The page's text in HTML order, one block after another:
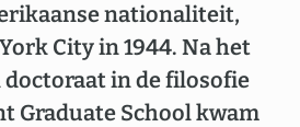
nationaliteit,
City in 1944. Na het
doctoraat in de filosofie
Graduate School kwam